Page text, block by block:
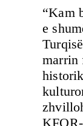
“Kam
e
marrin